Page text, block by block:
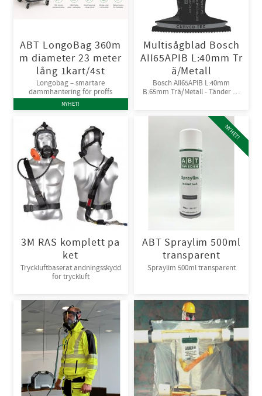
ABT LongoBag 360m
m diameter 23 meter
lång 1kart/4st
Longobag – smartare
dammhantering för proffs
NYHET!
Multisågblad Bosch
AII65APIB L:40mm Tr
ä/Metall
Bosch AII65APIB L:40mm
B:65mm Trä/Metall - Tänder av
3M RAS komplett pa
ket
Tryckluftbaserat andningsskydd
för tryckluft
ABT Spraylim 500ml
transparent
Spraylim 500ml transparent
NYHET!